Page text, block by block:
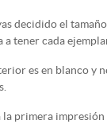
decidido el
a tener cada
es en blanco y
la primera